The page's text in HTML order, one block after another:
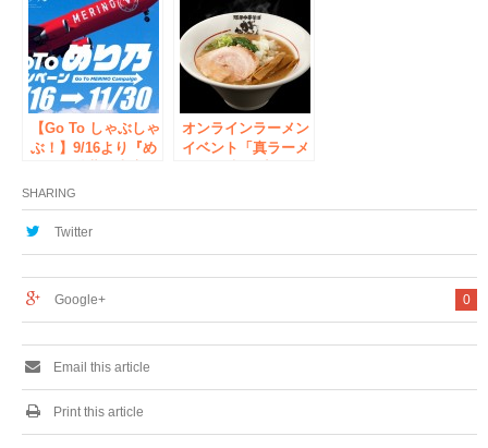
ティ！」と「少女☆
歌劇 レヴュースタ
ァライト -Re
LIVE-」の夢のコラ
ボが実現！
店』、15周年リニュ
ーアルオープン！
【Go To しゃぶしゃ
ぶ！】9/16より『め
新宿店・銀座店に
て、ラムしゃぶタン
しゃぶ食べ放題を、
オンラインラーメン
イベント「真ラーメ
ほん田 秋葉原本
SHARING
Twitter
0
Google+
Email this article
Print this article